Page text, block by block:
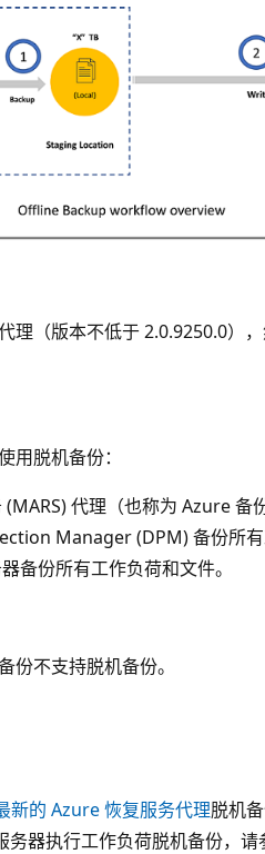
理（版本不低于 2.0.9250.0）
用脱机备份：
代理（也称为 Azure 备
Manager (DPM) 备份所有
份所有工作负荷和文件。
份不支持脱机备份。
新的 Azure 恢复服务代理脱机
器执行工作负荷脱机备份，请